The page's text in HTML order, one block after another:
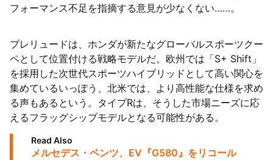
フォーマンス不足を指摘する意見が少なくない……。
プレリュードは、ホンダが新たなグローバルスポーツクー
ペとして位置付ける戦略モデルだ。欧州では「S+ Shift」
を採用した次世代スポーツハイブリッドとして高い関心を
集めているいっぽう、北米では、より高性能な仕様を求め
る声もあるという。タイプRは、そうした市場ニーズに応
えるフラッグシップモデルとなる可能性がある。
Read Also
メルセデス・ベンツ、EV『G580』をリコール